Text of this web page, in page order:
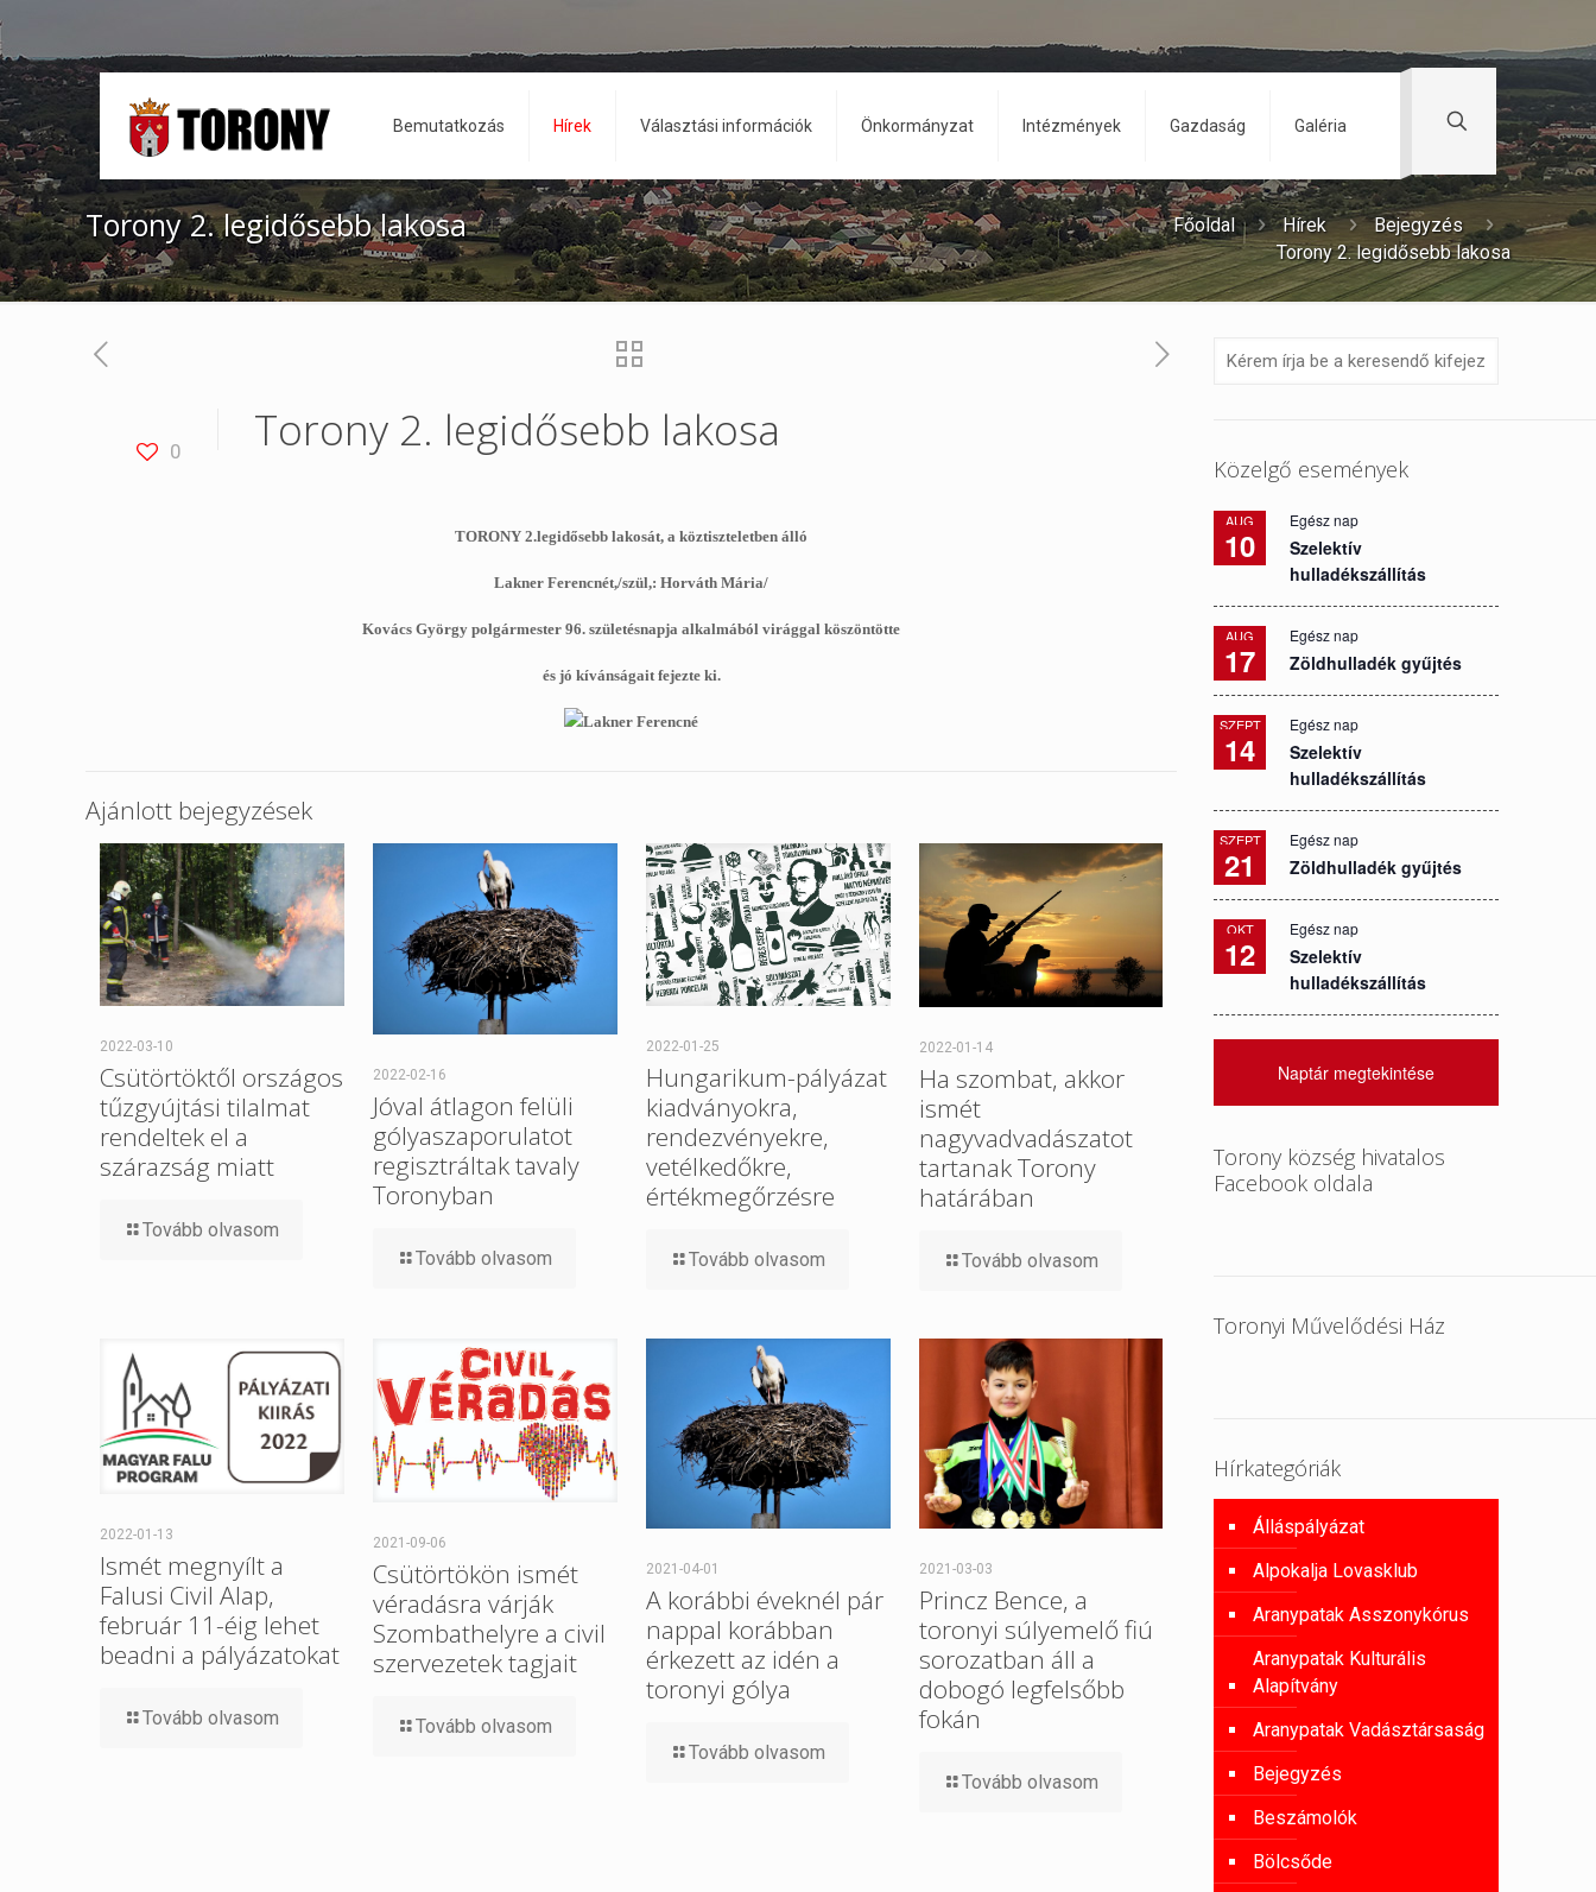
Bemutatkozás Hírek Választási információk Önkormányzat Intézmények Gazdaság Galéria
Torony 2. legidősebb lakosa Főoldal Hírek
Bejegyzés
Torony 2. legidősebb lakosa
0 Torony 2. legidősebb lakosa
TORONY 2.legidősebb lakosát, a köztiszteletben álló
Lakner Ferencnét,/szül,: Horváth Mária/
Kovács György polgármester 96. születésnapja alkalmából virággal köszöntötte
és jó kívánságait fejezte ki.
Ajánlott bejegyzések
2022-03-10
Csütörtöktől országos
tűzgyújtási tilalmat
rendeltek el a
szárazság miatt
Tovább olvasom
2022-02-16
Jóval átlagon felüli
gólyaszaporulatot
regisztráltak tavaly
Toronyban
Tovább olvasom
2022-01-25
Hungarikum-pályázat
kiadványokra,
rendezvényekre,
vetélkedőkre,
értékmegőrzésre
Tovább olvasom
2022-01-14
Ha szombat, akkor
ismét
nagyvadvadászatot
tartanak Torony
határában
Tovább olvasom
2022-01-13
Ismét megnyílt a
Falusi Civil Alap,
február 11-éig lehet
beadni a pályázatokat
Tovább olvasom
2021-09-06
Csütörtökön ismét
véradásra várják
Szombathelyre a civil
szervezetek tagjait
Tovább olvasom
2021-04-01
A korábbi éveknél pár
nappal korábban
érkezett az idén a
toronyi gólya
Tovább olvasom
2021-03-03
Princz Bence, a
toronyi súlyemelő fiú
sorozatban áll a
dobogó legfelsőbb
fokán
Tovább olvasom
Közelgő események
AUG
10
Egész nap
Szelektív
hulladékszállítás
AUG
17
Egész nap
Zöldhulladék gyűjtés
SZEPT
14
Egész nap
Szelektív
hulladékszállítás
SZEPT
21
Egész nap
Zöldhulladék gyűjtés
OKT
12
Egész nap
Szelektív
hulladékszállítás
Naptár megtekintése
Torony község hivatalos
Facebook oldala
Toronyi Művelődési Ház
Hírkategóriák
Álláspályázat
Alpokalja Lovasklub
Aranypatak Asszonykórus
Aranypatak Kulturális
Alapítvány
Aranypatak Vadásztársaság
Bejegyzés
Beszámolók
Bölcsőde